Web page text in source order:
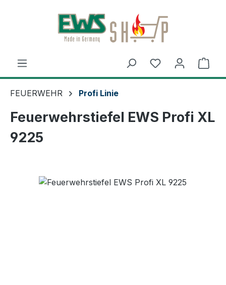
Zum Hauptinhalt springen
FEUERWEHR Profi Linie
Feuerwehrstiefel EWS Profi XL
9225